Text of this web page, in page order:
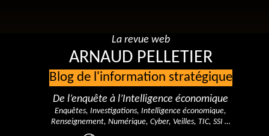
La revue web
ARNAUD PELLETIER
Blog de l'information stratégique
De l’enquête à l’Intelligence économique
Enquêtes, Investigations, Intelligence économique,
Renseignement, Numérique, Cyber, Veilles, TIC, SSI …